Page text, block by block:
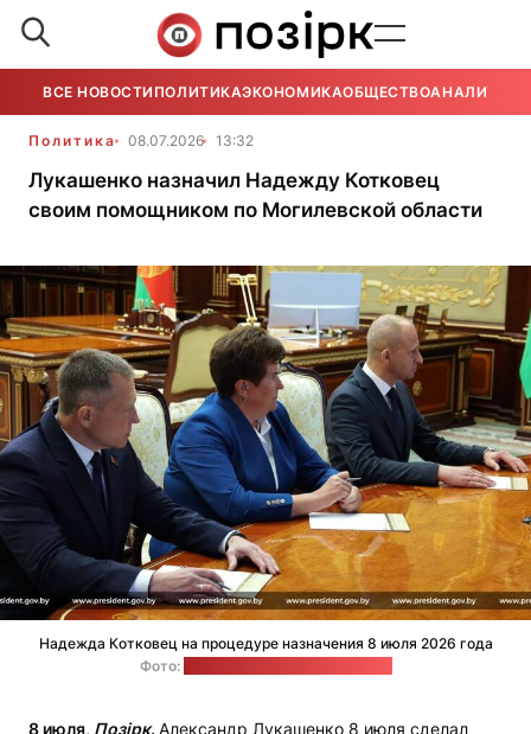
ВСЕ НОВОСТИ ПОЛИТИКАЭКОНОМИКАОБЩЕСТВОАНАЛИТИКА
Политика 08.07.2026 13:32
Лукашенко назначил Надежду Котковец
своим помощником по Могилевской области
Надежда Котковец на процедуре назначения 8 июля 2026 года
Фото:
8 июля, Позірк. Александр Лукашенко 8 июля сделал